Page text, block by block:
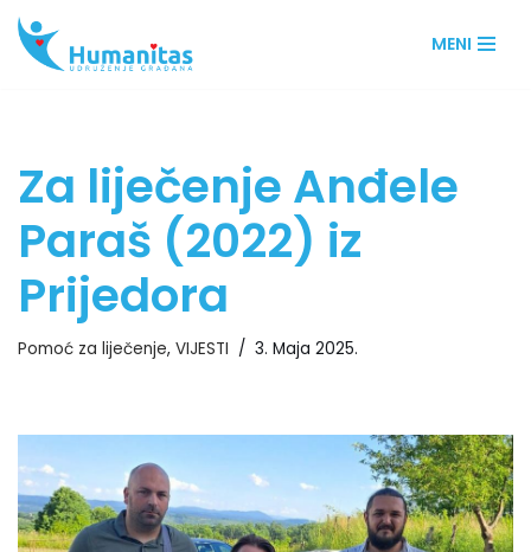
Skip
MENI
Za liječenje Anđele
Paraš (2022) iz
Prijedora
Pomoć za liječenje, VIJESTI 3. Maja 2025.